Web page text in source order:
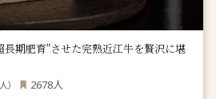
長期肥育"させた完熟近江牛を贅沢に堪
人） 2678人